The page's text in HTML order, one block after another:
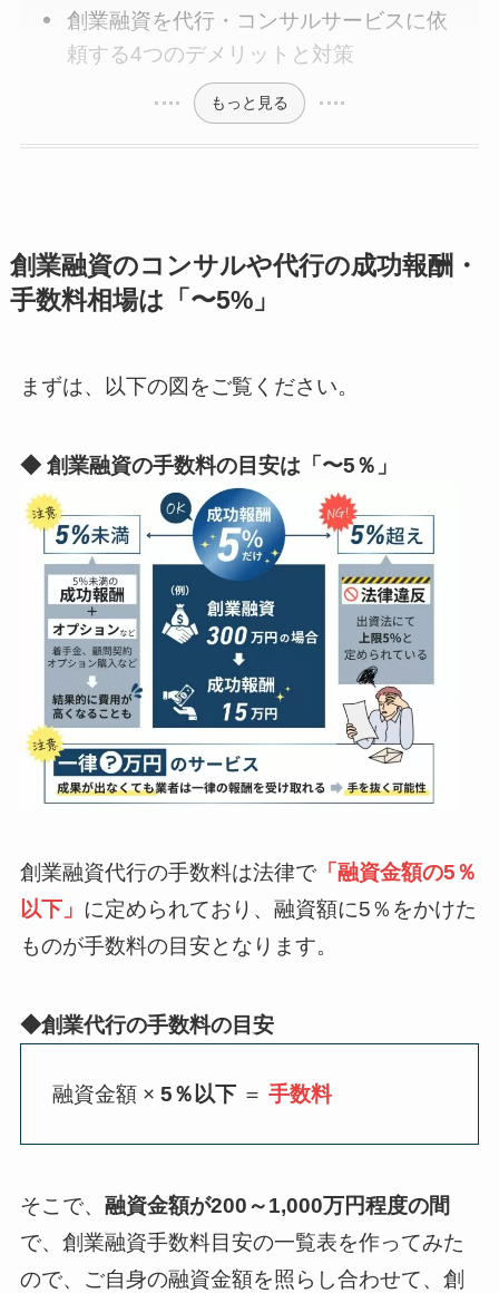
創業融資を代行・コンサルサービスに依
頼する4つのデメリットと対策
もっと見る
創業融資のコンサルや代行の成功報酬・
手数料相場は「〜5%」
まずは、以下の図をご覧ください。
◆ 創業融資の手数料の目安は「〜5％」
創業融資代行の手数料は法律で「融資金額の5％
以下」 に定められており、融資額に5％をかけた
ものが手数料の目安となります。
◆創業代行の手数料の目安
融資金額 ×5％以下 ＝手数料
そこで、 融資金額が200～1,000万円程度の間
で、創業融資手数料目安の一覧表を作ってみた
ので、ご自身の融資金額を照らし合わせて、創